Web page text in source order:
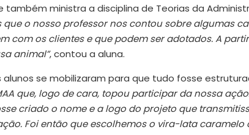
também ministra a disciplina de Teorias da
o nosso professor nos contou sobre algumas
com os clientes e que podem ser adotados. A
animal”, contou a aluna.
se mobilizaram para que tudo fosse
que, logo de cara, topou participar da nossa
criado o nome e a logo do projeto que
Foi então que escolhemos o vira-lata caramelo